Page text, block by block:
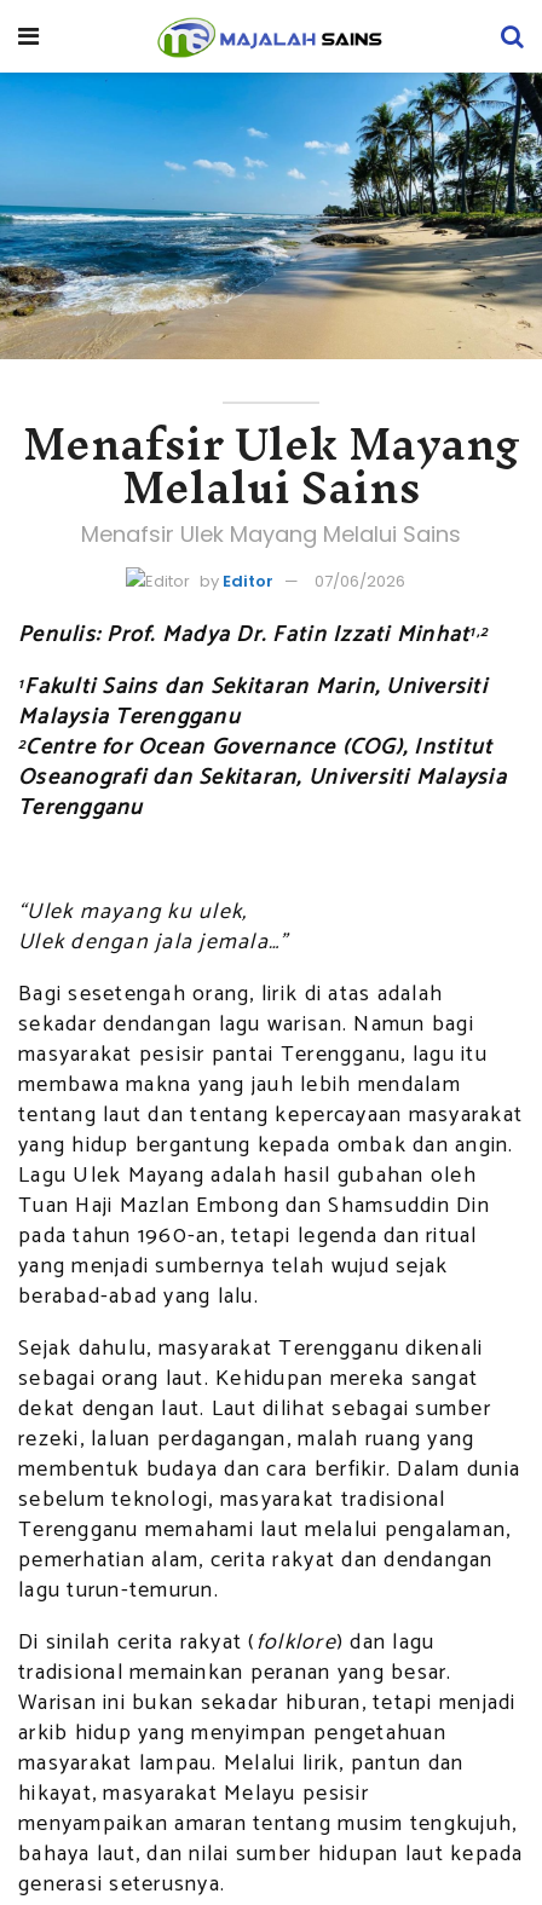
Menafsir Ulek Mayang
Melalui Sains
Menafsir Ulek Mayang Melalui Sains
by Editor 07/06/2026
Penulis: Prof. Madya Dr. Fatin Izzati Minhat1,2
1Fakulti Sains dan Sekitaran Marin, Universiti
Malaysia Terengganu
2Centre for Ocean Governance (COG), Institut
Oseanografi dan Sekitaran, Universiti Malaysia
Terengganu
“Ulek mayang ku ulek,
Ulek dengan jala jemala…”
Bagi sesetengah orang, lirik di atas adalah
sekadar dendangan lagu warisan. Namun bagi
masyarakat pesisir pantai Terengganu, lagu itu
membawa makna yang jauh lebih mendalam
tentang laut dan tentang kepercayaan masyarakat
yang hidup bergantung kepada ombak dan angin.
Lagu Ulek Mayang adalah hasil gubahan oleh
Tuan Haji Mazlan Embong dan Shamsuddin Din
pada tahun 1960-an, tetapi legenda dan ritual
yang menjadi sumbernya telah wujud sejak
berabad-abad yang lalu.
Sejak dahulu, masyarakat Terengganu dikenali
sebagai orang laut. Kehidupan mereka sangat
dekat dengan laut. Laut dilihat sebagai sumber
rezeki, laluan perdagangan, malah ruang yang
membentuk budaya dan cara berfikir. Dalam dunia
sebelum teknologi, masyarakat tradisional
Terengganu memahami laut melalui pengalaman,
pemerhatian alam, cerita rakyat dan dendangan
lagu turun-temurun.
Di sinilah cerita rakyat (folklore) dan lagu
tradisional memainkan peranan yang besar.
Warisan ini bukan sekadar hiburan, tetapi menjadi
arkib hidup yang menyimpan pengetahuan
masyarakat lampau. Melalui lirik, pantun dan
hikayat, masyarakat Melayu pesisir
menyampaikan amaran tentang musim tengkujuh,
bahaya laut, dan nilai sumber hidupan laut kepada
generasi seterusnya.